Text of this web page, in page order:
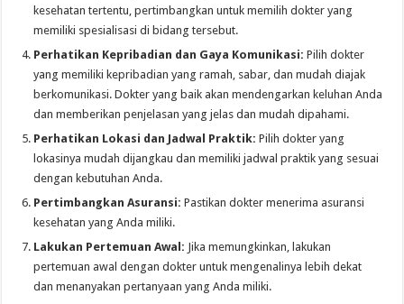
kesehatan tertentu, pertimbangkan untuk memilih dokter yang
memiliki spesialisasi di bidang tersebut.
Perhatikan Kepribadian dan Gaya Komunikasi: Pilih dokter
yang memiliki kepribadian yang ramah, sabar, dan mudah diajak
berkomunikasi. Dokter yang baik akan mendengarkan keluhan Anda
dan memberikan penjelasan yang jelas dan mudah dipahami.
Perhatikan Lokasi dan Jadwal Praktik: Pilih dokter yang
lokasinya mudah dijangkau dan memiliki jadwal praktik yang sesuai
dengan kebutuhan Anda.
Pertimbangkan Asuransi: Pastikan dokter menerima asuransi
kesehatan yang Anda miliki.
Lakukan Pertemuan Awal: Jika memungkinkan, lakukan
pertemuan awal dengan dokter untuk mengenalinya lebih dekat
dan menanyakan pertanyaan yang Anda miliki.